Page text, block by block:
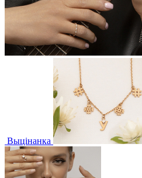
Выцінанка